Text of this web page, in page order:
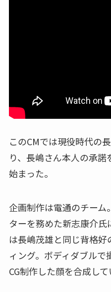
このCMでは現役時代の
り、長嶋さん本人の承
始まった。
企画制作は電通のチーム
ターを務めた新志康介氏
は長嶋茂雄と同じ背格
ィング。ボディダブルで
CG制作した顔を合成して